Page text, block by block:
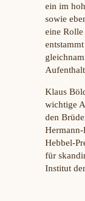
ein im
sowie
eine
Klaus
wichtige
den
Hermann-
Hebbel-
für
Institut